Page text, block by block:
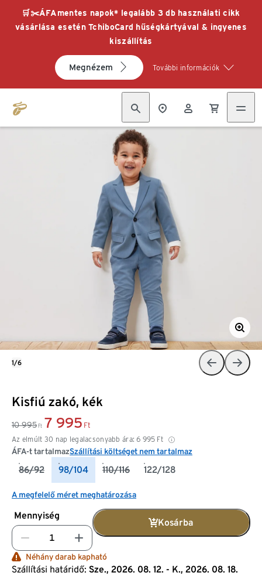
🛒✂️ÁFAmentes napok* legalább 3 db használati cikk
vásárlása esetén TchiboCard hűségkártyával & ingyenes
kiszállítás
Megnézem További információk
Kisfiú zakó, kék
10 995 Ft 7 995 Ft
Az elmúlt 30 nap legalacsonyabb ára: 6 995 Ft
ÁFA-t tartalmazSzállítási költséget nem tartalmaz
86/92 98/104 110/116 122/128
A megfelelő méret meghatározása
Mennyiség
Kosárba
Néhány darab kapható
Szállítási határidő: Sze., 2026. 08. 12. - K., 2026. 08. 18.
1/6